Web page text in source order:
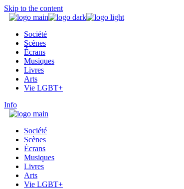
Skip to the content
Société
Scènes
Écrans
Musiques
Livres
Arts
Vie LGBT+
Info
Société
Scènes
Écrans
Musiques
Livres
Arts
Vie LGBT+